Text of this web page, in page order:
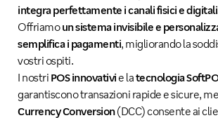
integra perfettamente i canali fisici e digitali
Offriamoun sistema invisibile e
semplifica i pagamenti, migliorando la
vostri ospiti.
I nostri POS innovativie latecnologia
garantiscono transazioni rapide e sicure,
Currency Conversion(DCC) consente ai